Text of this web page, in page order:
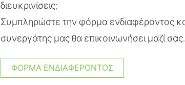
διευκρινίσεις;
Συμπληρώστε την φόρμα ενδιαφέροντος
συνεργάτης μας θα επικοινωνήσει μαζί σας.
ΦΌΡΜΑ ΕΝΔΙΑΦΈΡΟΝΤΟΣ